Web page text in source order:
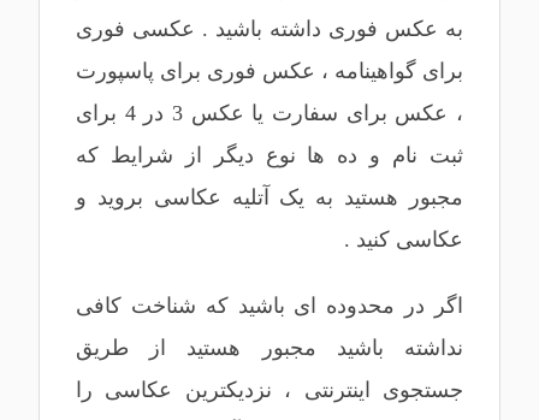
به عکس فوری داشته باشید . عکسی فوری
برای گواهینامه ، عکس فوری برای پاسپورت
، عکس برای سفارت یا عکس 3 در 4 برای
ثبت نام و ده ها نوع دیگر از شرایط که
مجبور هستید به یک آتلیه عکاسی بروید و
عکاسی کنید .
اگر در محدوده ای باشید که شناخت کافی
نداشته باشید مجبور هستید از طریق
جستجوی اینترنتی ، نزدیکترین عکاسی را